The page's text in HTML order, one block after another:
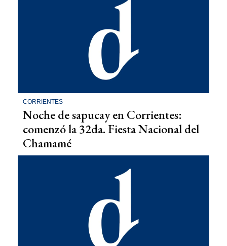
CORRIENTES
Noche de sapucay en Corrientes:
comenzó la 32da. Fiesta Nacional del
Chamamé